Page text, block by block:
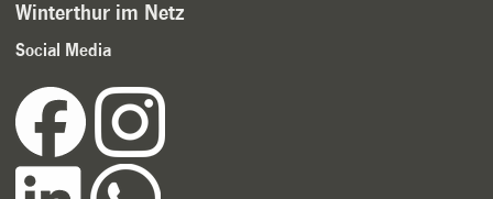
Winterthur im Netz
Social Media